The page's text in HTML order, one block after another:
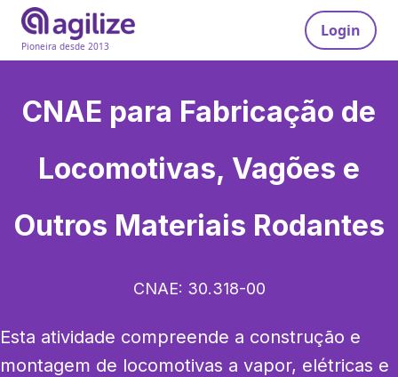
Pioneira desde 2013
Login
CNAE para Fabricação de
Locomotivas, Vagões e
Outros Materiais Rodantes
CNAE: 30.318-00
Esta atividade compreende a construção e
montagem de locomotivas a vapor, elétricas e